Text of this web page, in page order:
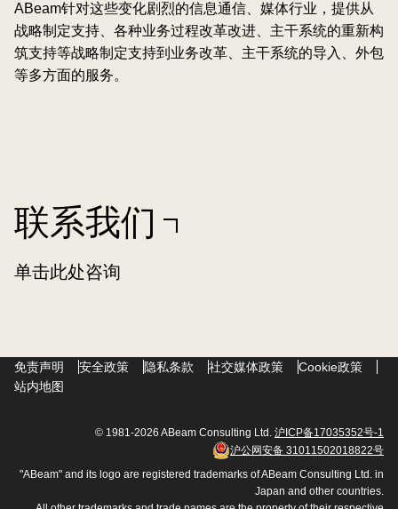
ABeam针对这些变化剧烈的信息通信、媒体行业，提供从
战略制定支持、各种业务过程改革改进、主干系统的重新构
筑支持等战略制定支持到业务改革、主干系统的导入、外包
等多方面的服务。
联系我们
单击此处咨询
免责声明 安全政策 隐私条款 社交媒体政策
Cookie政策
站内地图
© 1981-2026 ABeam Consulting Ltd. 沪ICP备17035352号-1
沪公网安备 31011502018822号
"ABeam" and its logo are registered trademarks of ABeam Consulting Ltd. in
Japan and other countries.